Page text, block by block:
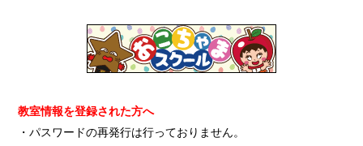
教室情報を登録された方へ
・パスワードの再発行は行っておりません。